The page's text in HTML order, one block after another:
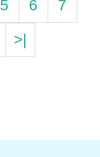
5 6
7
>|